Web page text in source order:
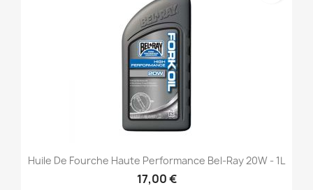
Huile De Fourche Haute Performance Bel-Ray 20W - 1L
17,00 €